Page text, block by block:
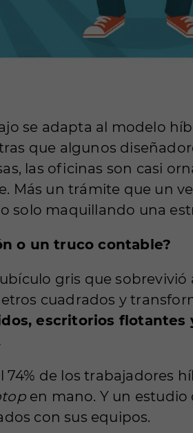
se adapta al modelo
que algunos
las oficinas son casi
Más un trámite que un
solo maquillando una
o un truco contable?
gris que sobrevivió
cuadrados y
escritorios flotantes
74% de los trabajadores
en mano. Y un estudio
con sus equipos.